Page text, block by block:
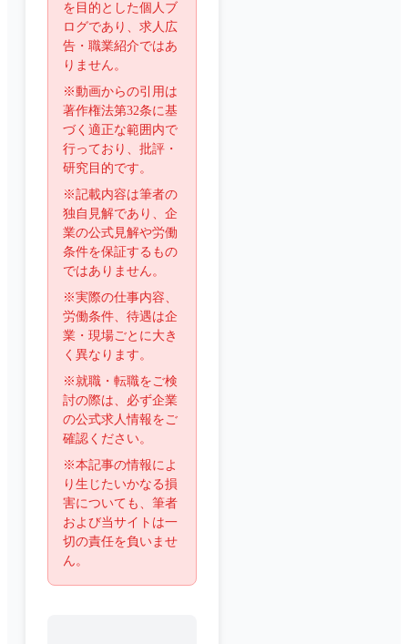
を目的とした個人ブ
ログであり、求人広
告・職業紹介ではあ
りません。
※動画からの引用は
著作権法第32条に基
づく適正な範囲内で
行っており、批評・
研究目的です。
※記載内容は筆者の
独自見解であり、企
業の公式見解や労働
条件を保証するもの
ではありません。
※実際の仕事内容、
労働条件、待遇は企
業・現場ごとに大き
く異なります。
※就職・転職をご検
討の際は、必ず企業
の公式求人情報をご
確認ください。
※本記事の情報によ
り生じたいかなる損
害についても、筆者
および当サイトは一
切の責任を負いませ
ん。